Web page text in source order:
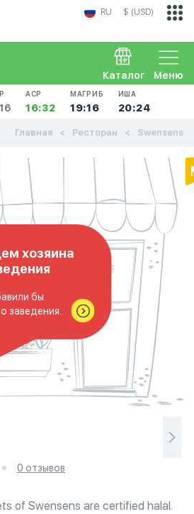
RU $ (USD)
Меню
Каталог
АСР
16:32
МАГРИБ
19:16
ИША
20:24
Главная Ресторан Swensens
хозяина
бы
заведения..
0 отзывов
of Swensens are certified halal.